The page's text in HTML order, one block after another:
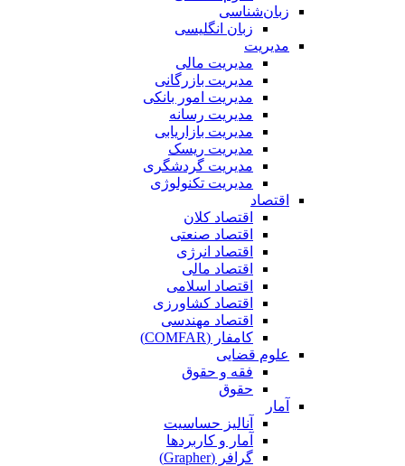
زبان‌شناسی
زبان انگلیسی
مدیریت
مدیریت مالی
مدیریت بازرگانی
مدیریت امور بانکی
مدیریت رسانه
مدیریت بازاریابی
مدیریت ریسک
مدیریت گردشگری
مدیریت تکنولوژی
اقتصاد
اقتصاد کلان
اقتصاد صنعتی
اقتصاد انرژی
اقتصاد مالی
اقتصاد اسلامی
اقتصاد کشاورزی
اقتصاد مهندسی
کامفار (COMFAR)
علوم قضایی
فقه و حقوق
حقوق
آمار
آنالیز حساسیت
آمار و کاربردها
گرافر (Grapher)